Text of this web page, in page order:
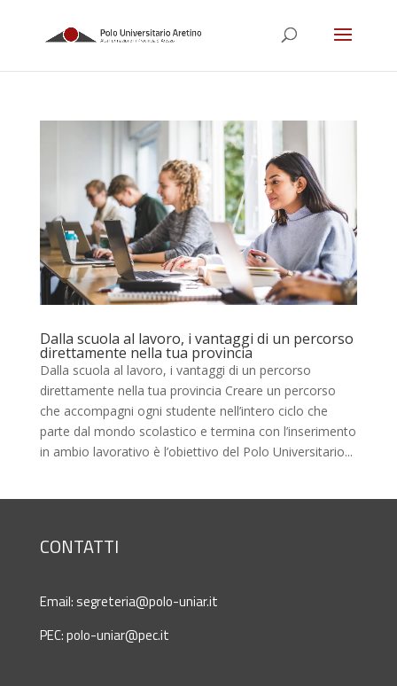
Dalla scuola al lavoro, i vantaggi di un percorso
direttamente nella tua provincia
Dalla scuola al lavoro, i vantaggi di un percorso
direttamente nella tua provincia Creare un percorso
che accompagni ogni studente nell’intero ciclo che
parte dal mondo scolastico e termina con l’inserimento
in ambio lavorativo è l’obiettivo del Polo Universitario...
CONTATTI
Email: segreteria@polo-uniar.it
PEC:polo-uniar@pec.it